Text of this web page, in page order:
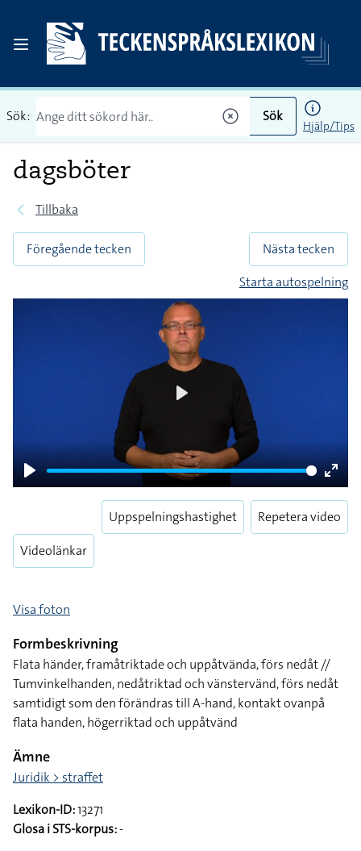
Sök: Sök
Hjälp/Tips
dagsböter
Tillbaka
Föregående tecken
Nästa tecken
Starta autospelning
Play
Enter
Videolänkar
Uppspelningshastighet Repetera video
Visa foton
Formbeskrivning
Flata händer, framåtriktade och uppåtvända, förs nedåt //
Tumvinkelhanden, nedåtriktad och vänstervänd, förs nedåt
samtidigt som den förändras till A-hand, kontakt ovanpå
flata handen, högerriktad och uppåtvänd
Ämne
Juridik > straffet
Lexikon-ID:13271
Glosa i STS-korpus:-